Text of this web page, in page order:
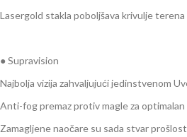
Lasergold stakla poboljšava krivulje
● Supravision
Najbolja vizija zahvaljujući jedinstvenom
Anti-fog premaz protiv magle za
Zamagljene naočare su sada stvar